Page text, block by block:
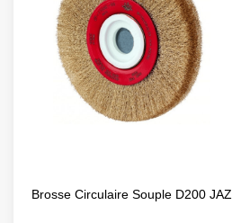
Brosse Circulaire Souple D200 JAZ